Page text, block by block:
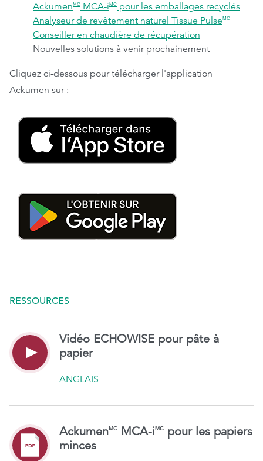
Ackumen MC MCA-i MC ​​​​​​ pour les emballages recyclés
Analyseur de revêtement naturel Tissue Pulse MC
Conseiller en chaudière de récupération
Nouvelles solutions à venir prochainement
Cliquez ci-dessous pour télécharger l'application
Ackumen sur :
RESSOURCES
Vidéo ECHOWISE pour pâte à
papier
ANGLAIS
AckumenMC MCA-i MC
pour les papiers
minces